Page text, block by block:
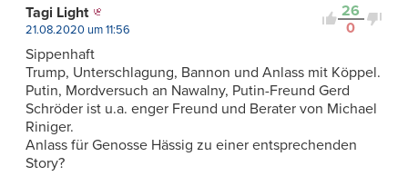
26
0
Tagi Light
21.08.2020 um 11:56
Sippenhaft
Trump, Unterschlagung, Bannon und Anlass mit Köppel.
Putin, Mordversuch an Nawalny, Putin-Freund Gerd
Schröder ist u.a. enger Freund und Berater von Michael
Riniger.
Anlass für Genosse Hässig zu einer entsprechenden
Story?